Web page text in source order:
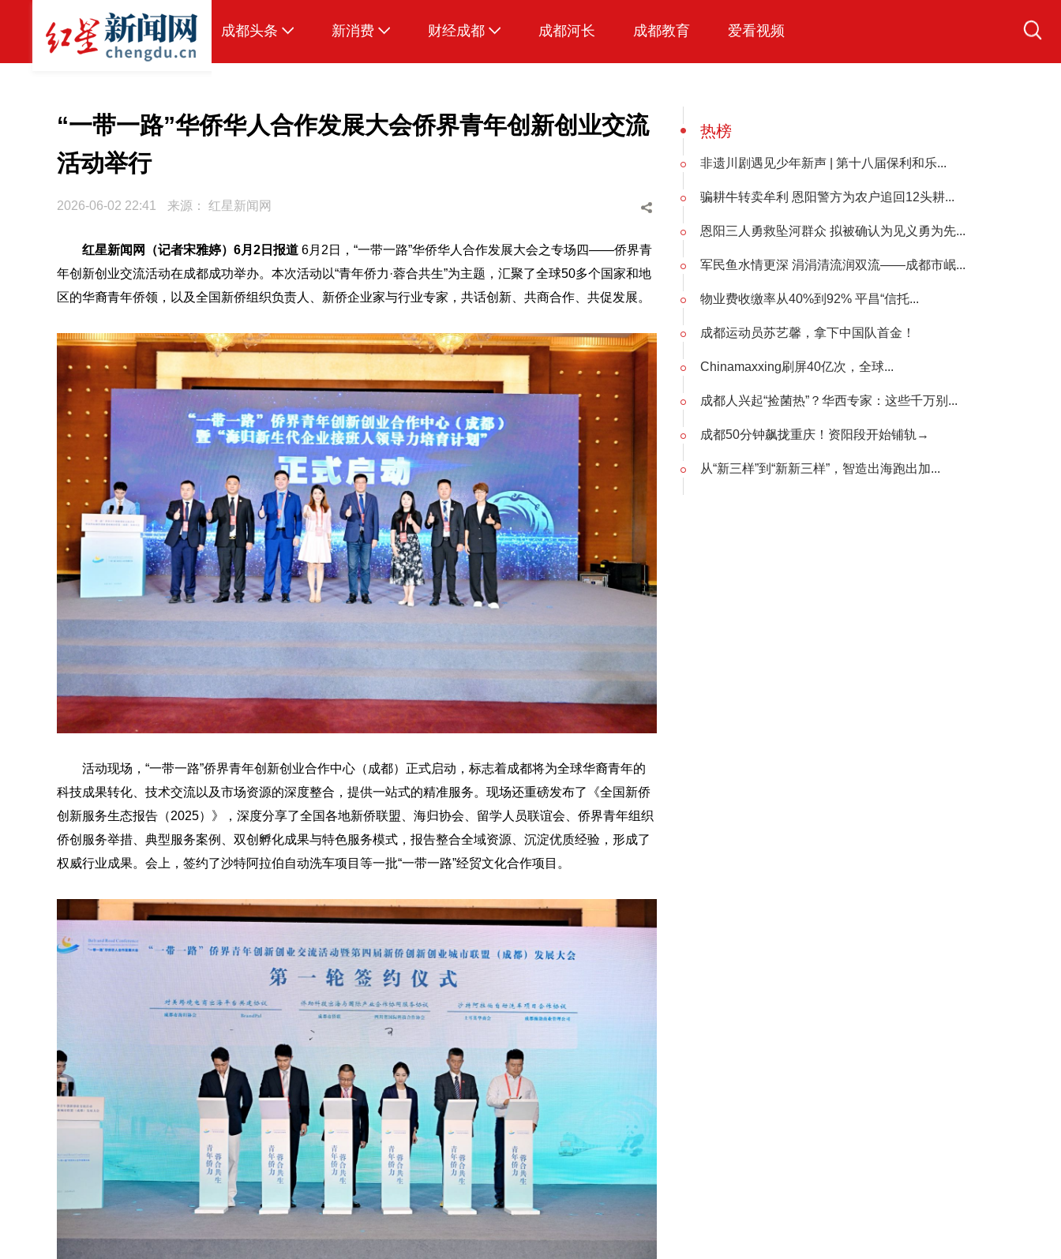
成都头条
本地
传真机
公示
新消费 财经成都 成都河长 成都教育 爱看视频
“一带一路”华侨华人合作发展大会侨界青年创新创业交流
活动举行
2026-06-02 22:41 来源： 红星新闻网
红星新闻网（记者宋雅婷）6月2日报道 6月2日，“一带一路”华侨华人合作发展大会之专场四——侨界青
年创新创业交流活动在成都成功举办。本次活动以“青年侨力·蓉合共生”为主题，汇聚了全球50多个国家和地
区的华裔青年侨领，以及全国新侨组织负责人、新侨企业家与行业专家，共话创新、共商合作、共促发展。
活动现场，“一带一路”侨界青年创新创业合作中心（成都）正式启动，标志着成都将为全球华裔青年的
科技成果转化、技术交流以及市场资源的深度整合，提供一站式的精准服务。现场还重磅发布了《全国新侨
创新服务生态报告（2025）》，深度分享了全国各地新侨联盟、海归协会、留学人员联谊会、侨界青年组织
侨创服务举措、典型服务案例、双创孵化成果与特色服务模式，报告整合全域资源、沉淀优质经验，形成了
权威行业成果。会上，签约了沙特阿拉伯自动洗车项目等一批“一带一路”经贸文化合作项目。
热榜
非遗川剧遇见少年新声 | 第十八届保利和乐...
骗耕牛转卖牟利 恩阳警方为农户追回12头耕...
恩阳三人勇救坠河群众 拟被确认为见义勇为先...
军民鱼水情更深 涓涓清流润双流——成都市岷...
物业费收缴率从40%到92% 平昌“信托...
成都运动员苏艺馨，拿下中国队首金！
Chinamaxxing刷屏40亿次，全球...
成都人兴起“捡菌热”？华西专家：这些千万别...
成都50分钟飙拢重庆！资阳段开始铺轨→
从“新三样”到“新新三样”，智造出海跑出加...